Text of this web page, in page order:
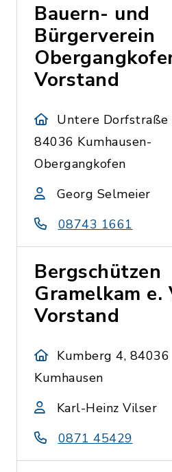
Bauern- und
Bürgerverein
Vorstand
Untere Dorfstraße
84036 Kumhausen-
Obergangkofen
Georg Selmeier
08743 1661
Bergschützen
Gramelkam e.
Vorstand
Kumberg 4, 84036
Kumhausen
Karl-Heinz Vilser
0871 45429